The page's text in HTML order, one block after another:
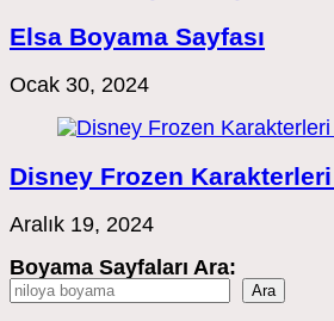
Elsa Boyama Sayfası
Ocak 30, 2024
Disney Frozen
Aralık 19, 2024
Boyama Sayfaları Ara:
Ara